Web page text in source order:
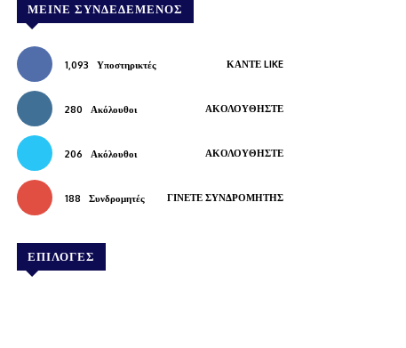
ΜΕΊΝΕ ΣΥΝΔΕΔΕΜΈΝΟΣ
1,093 Υποστηρικτές ΚΆΝΤΕ LIKE
280 Ακόλουθοι ΑΚΟΛΟΥΘΉΣΤΕ
206 Ακόλουθοι ΑΚΟΛΟΥΘΉΣΤΕ
188 Συνδρομητές ΓΊΝΕΤΕ ΣΥΝΔΡΟΜΗΤΉΣ
ΕΠΙΛΟΓΕΣ